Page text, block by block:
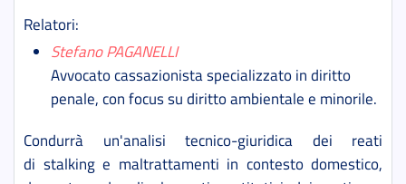
Relatori:
Stefano PAGANELLI
Avvocato cassazionista specializzato in diritto
penale, con focus su diritto ambientale e minorile.
Condurrà un'analisi tecnico-giuridica dei reati
di stalking e maltrattamenti in contesto domestico,